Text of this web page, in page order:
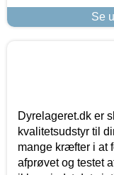
Se
Dyrelageret.dk er
kvalitetsudstyr til
mange kræfter i at
afprøvet og testet